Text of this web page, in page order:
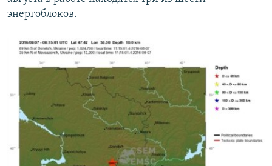
энергоблоков.